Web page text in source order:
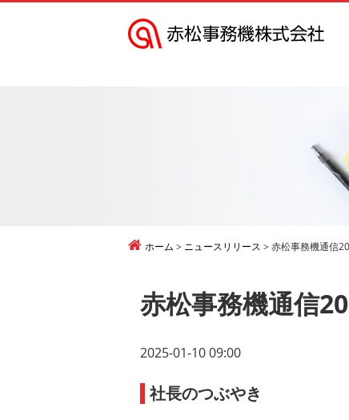
ホーム ニュースリリース 赤松事務機通信
赤松事務機通信
2025-01-10 09:00
社長のつぶやき